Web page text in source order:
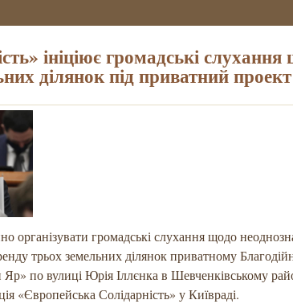
ініціює громадські слухання
ділянок під приватний проект
організувати громадські слухання щодо
трьох земельних ділянок приватному
по вулиці Юрія Іллєнка в Шевченківському
«Європейська Солідарність» у Київраді.